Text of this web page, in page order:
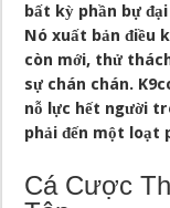
bất kỳ phần bự
Nó xuất bản điều
còn mới, thử
sự chán chán.
nỗ lực hết người
phải đến một loạt
Cá Cược